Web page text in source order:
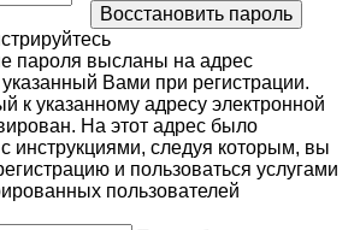
пароля высланы на адрес
Вами при регистрации.
к указанному адресу электронной
На этот адрес было
инструкциями, следуя которым, вы
и пользоваться услугами
пользователей